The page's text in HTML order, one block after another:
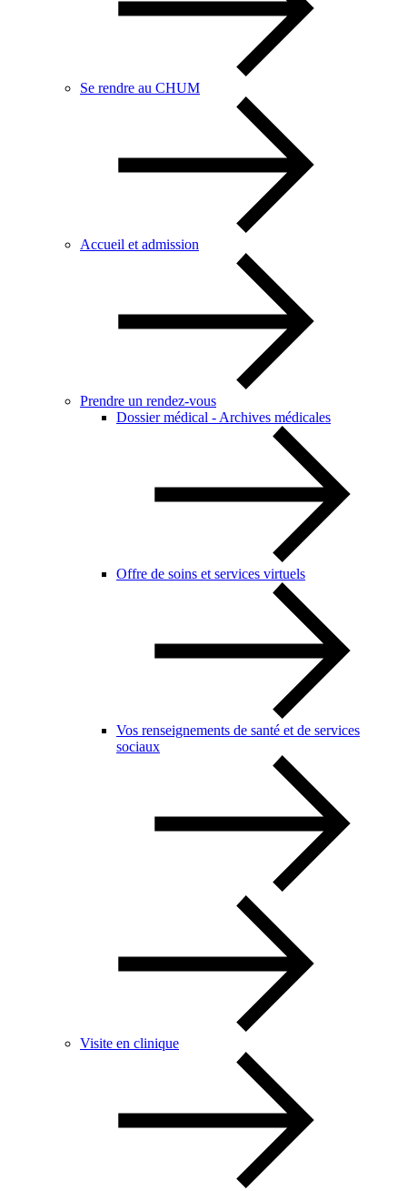
Se rendre au CHUM
Accueil et admission
Prendre un rendez-vous
Dossier médical - Archives médicales
Offre de soins et services virtuels
Vos renseignements de santé et de services
sociaux
Visite en clinique